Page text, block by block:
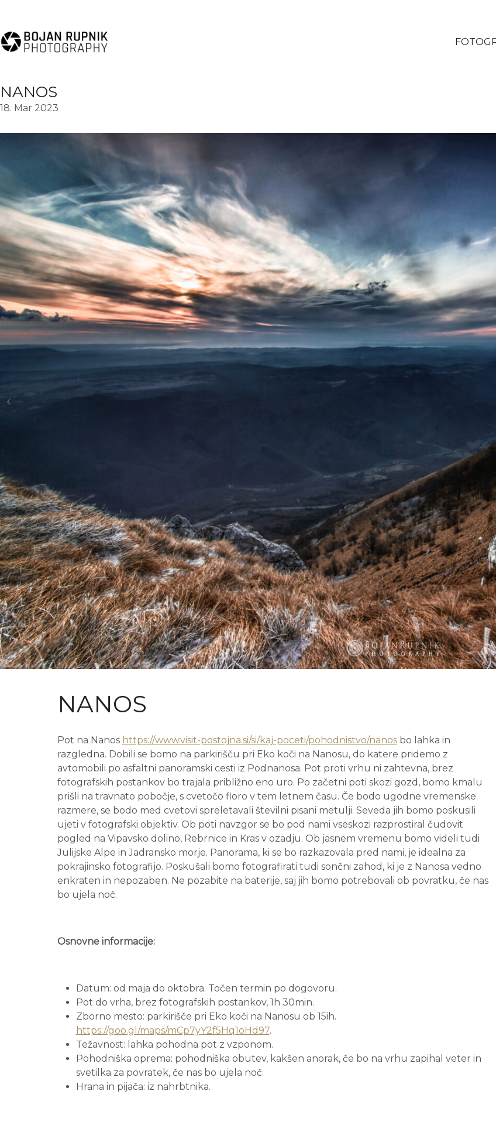
NANOS
18. Mar 2023
NANOS
Pot na Nanos https://www.visit-postojna.si/si/kaj-poceti/pohodnistvo/nanosbo lahka in
razgledna. Dobili se bomo na parkirišču pri Eko koči na Nanosu, do katere pridemo z
avtomobili po asfaltni panoramski cesti iz Podnanosa. Pot proti vrhu ni zahtevna, brez
fotografskih postankov bo trajala približno eno uro. Po začetni poti skozi gozd, bomo kmalu
prišli na travnato pobočje, s cvetočo floro v tem letnem času. Če bodo ugodne vremenske
razmere, se bodo med cvetovi spreletavali številni pisani metulji. Seveda jih bomo poskusili
ujeti v fotografski objektiv. Ob poti navzgor se bo pod nami vseskozi razprostiral čudovit
pogled na Vipavsko dolino, Rebrnice in Kras v ozadju. Ob jasnem vremenu bomo videli tudi
Julijske Alpe in Jadransko morje. Panorama, ki se bo razkazovala pred nami, je idealna za
pokrajinsko fotografijo. Poskušali bomo fotografirati tudi sončni zahod, ki je z Nanosa vedno
enkraten in nepozaben. Ne pozabite na baterije, saj jih bomo potrebovali ob povratku, če nas
bo ujela noč.
Osnovne informacije:
Datum: od maja do oktobra. Točen termin po dogovoru.
Pot do vrha, brez fotografskih postankov, 1h 30min.
Zborno mesto: parkirišče pri Eko koči na Nanosu ob 15ih.
https://goo.gl/maps/mCp7yY2f5Hq1oHd97.
Težavnost: lahka pohodna pot z vzponom.
Pohodniška oprema: pohodniška obutev, kakšen anorak, če bo na vrhu zapihal veter in
svetilka za povratek, če nas bo ujela noč.
Hrana in pijača: iz nahrbtnika.